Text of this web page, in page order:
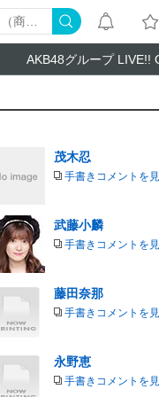
AKB48グループ LIVE!!
茂木忍
手書きコメントを
武藤小麟
手書きコメントを
藤田奈那
手書きコメントを
永野恵
手書きコメントを